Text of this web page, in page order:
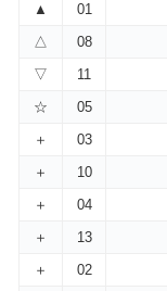
▲
01
△
08
▽
11
☆
05
＋
03
＋
10
＋
04
＋
13
＋
02